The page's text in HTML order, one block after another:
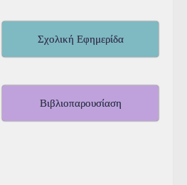
Σχολική Εφημερίδα
Βιβλιοπαρουσίαση